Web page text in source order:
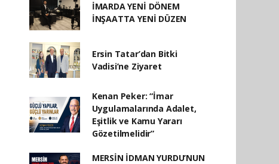
İMARDA YENİ DÖNEM
İNŞAATTA YENİ DÜZEN
Ersin Tatar’dan Bitki
Vadisi’ne Ziyaret
Kenan Peker: “İmar
Uygulamalarında Adalet,
Eşitlik ve Kamu Yararı
Gözetilmelidir”
MERSİN İDMAN YURDU’NUN